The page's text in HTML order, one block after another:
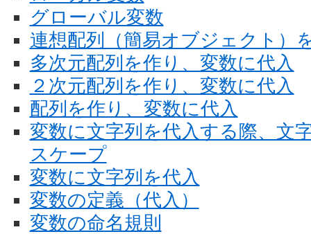
グローバル変数
連想配列（簡易オブジェクト）
多次元配列を作り、変数に代入
２次元配列を作り、変数に代入
配列を作り、変数に代入
変数に文字列を代入する際、文
スケープ
変数に文字列を代入
変数の定義（代入）
変数の命名規則